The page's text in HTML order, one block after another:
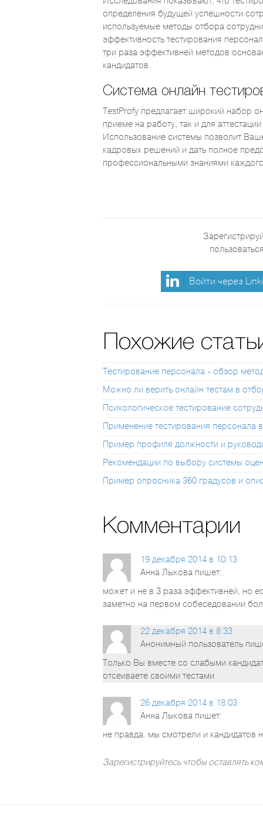
определения будущей успешности
используемые методы отбора
эффективность тестирования
три раза эффективней методов
кандидатов.
Система онлайн
TestProfy предлагает широкий набор
приеме на работу, так и для
Использование системы позволит
кадровых решений и дать полное
профессиональными знаниями
Войти через
Похожие
Тестирование персонала - обзор
Можно ли верить онлайн тестам в
Психологическое тестирование
Применение тестирования персонала
Пример профиля должности и
Рекомендации по выбору системы
Пример опросника 360 градусов и
Комментарии
19 декабря 2014 в 10:13
Анна Лыкова пишет:
может и не в 3 раза эффективней, но
заметно на первом собеседовании
22 декабря 2014 в 8:33
Анонимный пользователь
Только Вы вместе со слабыми
отсеиваете своими тестами
26 декабря 2014 в 18:03
Анна Лыкова пишет:
не правда. мы смотрели и кандидатов
Зарегистрируйтесь чтобы оставлять